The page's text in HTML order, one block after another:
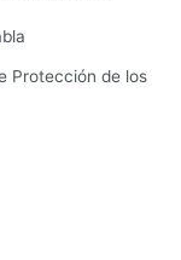
Protección de los